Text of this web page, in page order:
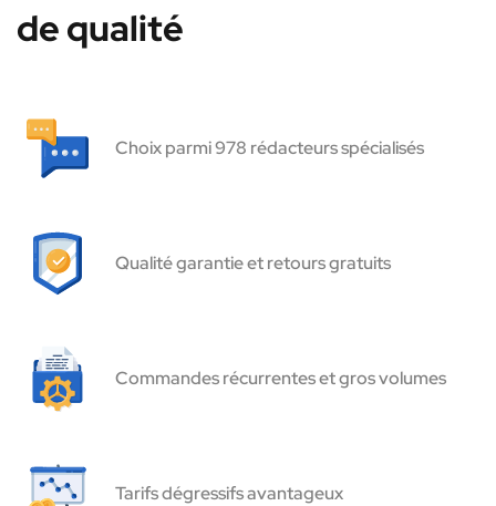
de qualité
Choix parmi 978 rédacteurs spécialisés
Qualité garantie et retours gratuits
Commandes récurrentes et gros volumes
Tarifs dégressifs avantageux